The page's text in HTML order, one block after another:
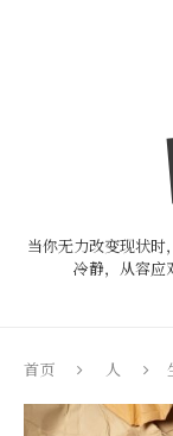
当你无力改变现状
冷静，从容应
首页 人